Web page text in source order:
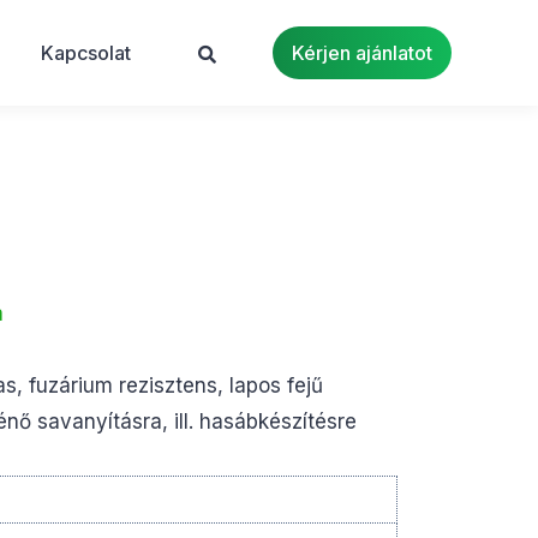
Kapcsolat Kérjen ajánlatot
fuzárium rezisztens, lapos fejű
savanyításra, ill. hasábkészítésre